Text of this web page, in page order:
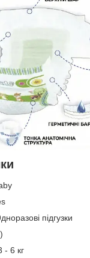
підгузки
- 6 кг